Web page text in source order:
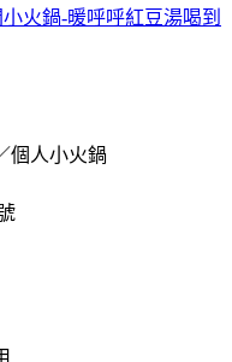
火鍋-暖呼呼紅豆湯喝到
個人小火鍋